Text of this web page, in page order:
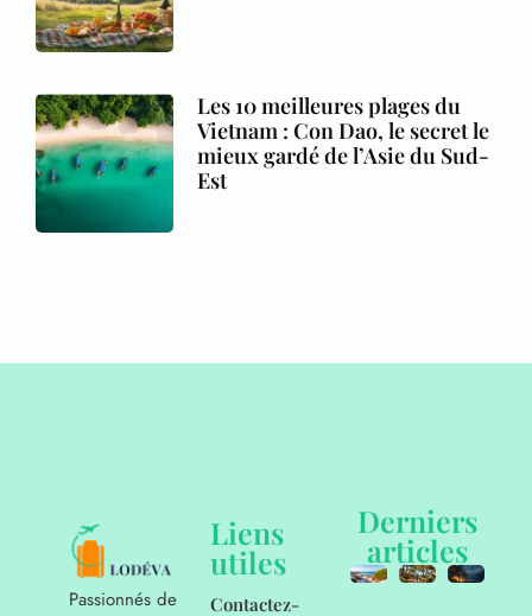
Les 10 meilleures plages du
Vietnam : Con Dao, le secret le
mieux gardé de l’Asie du Sud-
Est
Passionnés de
Liens
utiles
Contactez-
Derniers
articles